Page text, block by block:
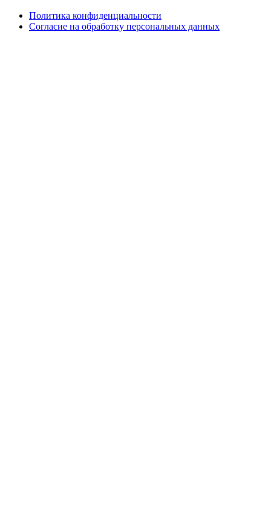
Политика конфиденциальности
Согласие на обработку персональных данных